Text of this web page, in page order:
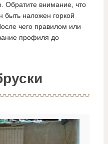
Обратите внимание, что
быть наложен горкой
чего правилом или
профиля до